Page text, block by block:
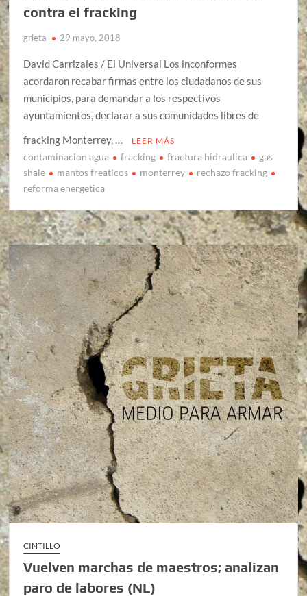
contra el fracking
grieta 29 mayo, 2018
David Carrizales / El Universal Los inconformes
acordaron recabar firmas entre los ciudadanos de sus
municipios, para demandar a los respectivos
ayuntamientos, declarar a sus comunidades libres de
fracking Monterrey, …
LEER MÁS
contaminacion agua fracking fractura hidraulica
gas
shale
mantos freaticos monterrey
rechazo fracking
reforma energetica
CINTILLO
Vuelven marchas de maestros; analizan
paro de labores (NL)